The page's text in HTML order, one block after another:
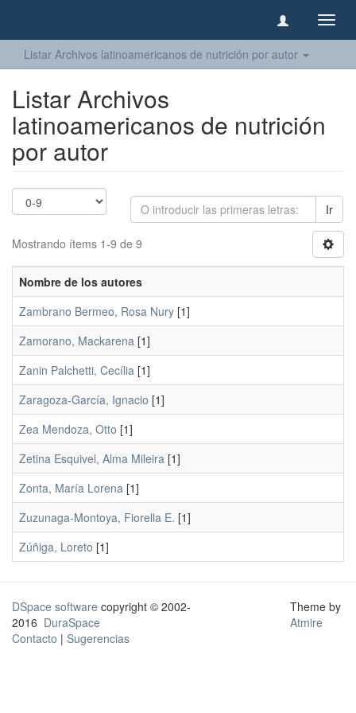
Listar Archivos latinoamericanos de nutrición por autor
Listar Archivos
latinoamericanos de nutrición
por autor
Ir
Mostrando ítems 1-9 de 9
Nombre de los autores
Zambrano Bermeo, Rosa Nury [1]
Zamorano, Mackarena [1]
Zanin Palchetti, Cecília [1]
Zaragoza-García, Ignacio [1]
Zea Mendoza, Otto [1]
Zetina Esquivel, Alma Mileira [1]
Zonta, María Lorena [1]
Zuzunaga-Montoya, Fiorella E. [1]
Zúñiga, Loreto [1]
DSpace software copyright © 2002-
2016 DuraSpace
Contacto | Sugerencias
Theme by
Atmire